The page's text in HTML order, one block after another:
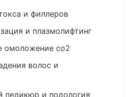
и филлеров
и плазмолифтинг
омоложение co2
волос и
педикюр и подология